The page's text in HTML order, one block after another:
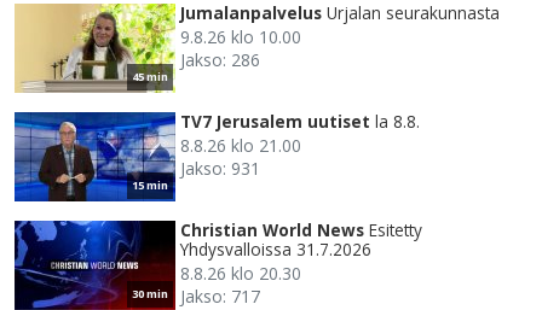
45 min
Jumalanpalvelus Urjalan seurakunnasta
9.8.26 klo 10.00
Jakso: 286
15 min
TV7 Jerusalem uutiset la 8.8.
8.8.26 klo 21.00
Jakso: 931
30 min
Christian World News Esitetty
Yhdysvalloissa 31.7.2026
8.8.26 klo 20.30
Jakso: 717